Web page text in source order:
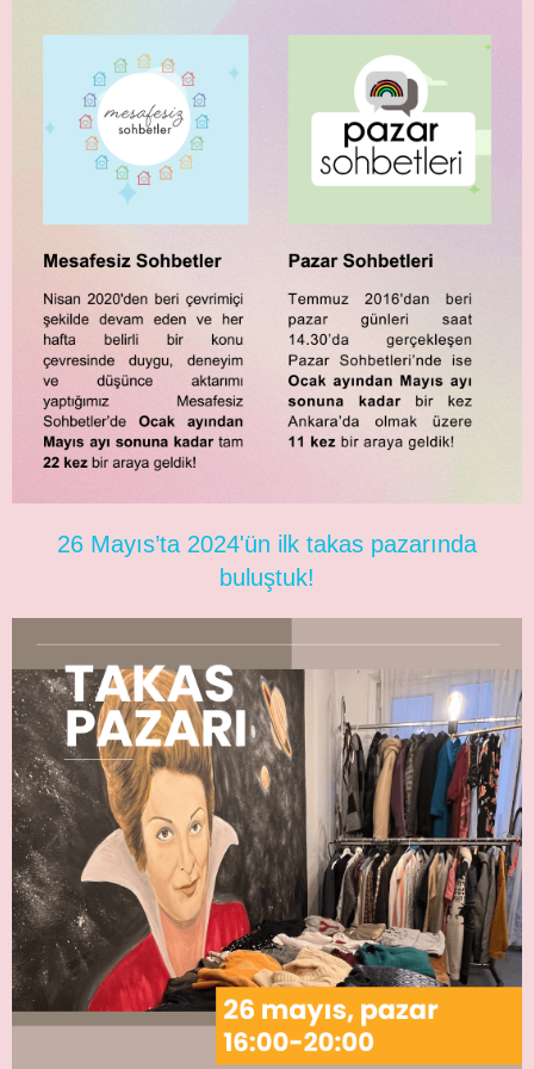
26 Mayıs’ta 2024'ün ilk takas pazarında
buluştuk!